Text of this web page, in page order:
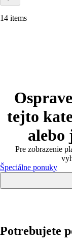
14 items
tejto
alebo
Pre zobrazenie
Špeciálne ponuky
Potrebujete